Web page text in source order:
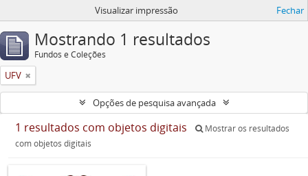
Visualizar impressão Fechar
Mostrando 1 resultados
Fundos e Coleções
UFV
Opções de pesquisa avançada
1 resultados com objetos digitais
Mostrar os resultados
com objetos digitais